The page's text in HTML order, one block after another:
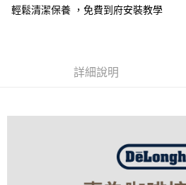
輕鬆清潔保養 ，免費到府安裝教學
詳細說明